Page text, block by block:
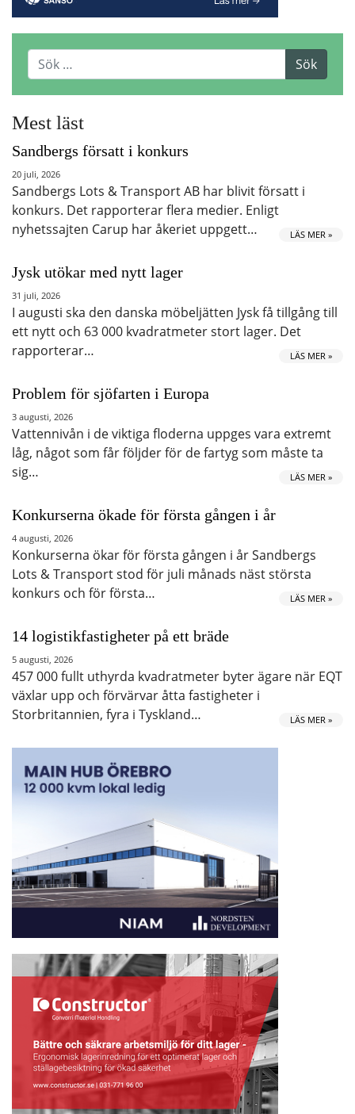
Mest läst
Sandbergs försatt i konkurs
20 juli, 2026
Sandbergs Lots & Transport AB har blivit försatt i
konkurs. Det rapporterar flera medier. Enligt
nyhetssajten Carup har åkeriet uppgett…
LÄS MER »
Jysk utökar med nytt lager
31 juli, 2026
I augusti ska den danska möbeljätten Jysk få tillgång till
ett nytt och 63 000 kvadratmeter stort lager. Det
rapporterar…
LÄS MER »
Problem för sjöfarten i Europa
3 augusti, 2026
Vattennivån i de viktiga floderna uppges vara extremt
låg, något som får följder för de fartyg som måste ta
sig…
LÄS MER »
Konkurserna ökade för första gången i år
4 augusti, 2026
Konkurserna ökar för första gången i år Sandbergs
Lots & Transport stod för juli månads näst största
konkurs och för första…
LÄS MER »
14 logistikfastigheter på ett bräde
5 augusti, 2026
457 000 fullt uthyrda kvadratmeter byter ägare när EQT
växlar upp och förvärvar åtta fastigheter i
Storbritannien, fyra i Tyskland…
LÄS MER »